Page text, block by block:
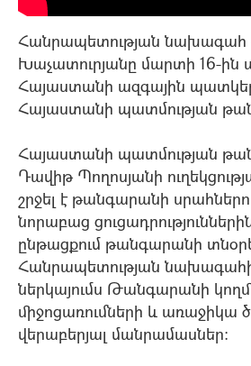
Հանրապետության
Խաչատուրյանը մարտի 16-ին
Հայաստանի ազգային
Հայաստանի պատմության
Հայաստանի պատմության
Դավիթ Պողոսյանի
շրջել է թանգարանի
նորաբաց
ընթացքում թանգարանի
Հանրապետության
ներկայումս Թանգարանի
միջոցառումների և առաջիկա
վերաբերյալ մանրամասներ: